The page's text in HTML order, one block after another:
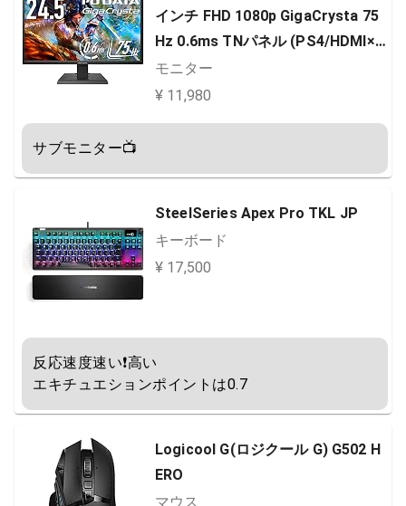
インチ FHD 1080p GigaCrysta 75
Hz 0.6ms TNパネル (PS4/HDMI×
2/DisplayPort/アナログRGB/スピ
ーカー付/メーカー3年保証/土日サ
モニター
¥ 11,980
サブモニター📺
SteelSeries Apex Pro TKL JP
キーボード
¥ 17,500
反応速度速い❗高い
エキチュエションポイントは0.7
Logicool G(ロジクール G) G502 H
ERO
マウス